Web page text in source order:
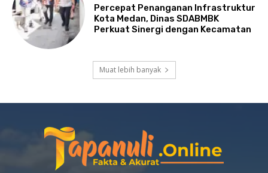
Percepat Penanganan Infrastruktur
Kota Medan, Dinas SDABMBK
Perkuat Sinergi dengan Kecamatan
Muat lebih banyak